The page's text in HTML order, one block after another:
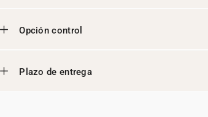
Opción control
Plazo de entrega